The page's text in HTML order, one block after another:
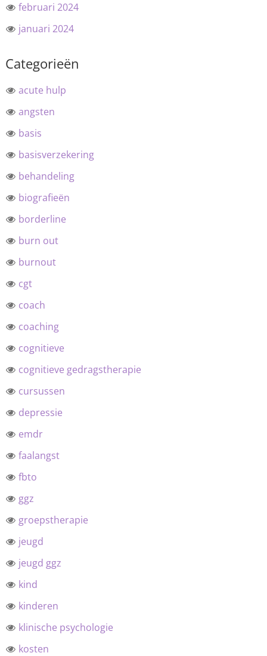
februari 2024
januari 2024
Categorieën
acute hulp
angsten
basis
basisverzekering
behandeling
biografieën
borderline
burn out
burnout
cgt
coach
coaching
cognitieve
cognitieve gedragstherapie
cursussen
depressie
emdr
faalangst
fbto
ggz
groepstherapie
jeugd
jeugd ggz
kind
kinderen
klinische psychologie
kosten